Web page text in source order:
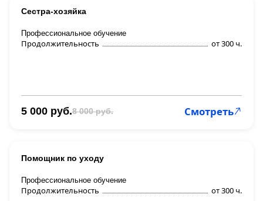
Сестра-хозяйка
Профессиональное обучение
Продолжительность от 300 ч.
5 000 руб.8 000 руб. Смотреть
Помощник по уходу
Профессиональное обучение
Продолжительность от 300 ч.